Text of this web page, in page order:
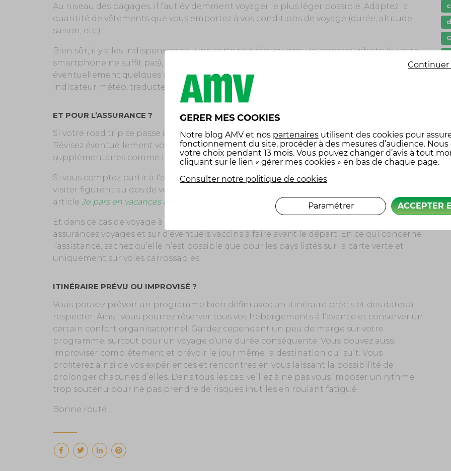
Au niveau des bagages, il faut évidemment voyager le plus léger possible. Adaptez la
quantité de vêtements que vous emportez à vos conditions de voyage (durée, altitude,
saison, etc.).
Bien sûr, il y a les indispensables : une carte routière ou gps, un appareil photo (si votre
smartphone ne suffit pas), vos papiers d’identité, une trousse de premiers secours, et
éventuellement quelques applications spéciales (gps moto, tracker type polarstep,
indicateur météo, traducteur si vous partez à l’étranger…).
ET POUR L’ASSURANCE ?
Si votre road trip se passe uniquement en France, vous n’aurez rien de spécial à faire.
Révisez éventuellement votre formule en considérant les options facultatives
supplémentaires comme l’assistance dépannage ou la garantie d’équipement.
Si vous comptez partir à l’étranger, assurez-vous seulement que les pays que vous allez
visiter figurent au dos de votre carte verte. Pour plus d’explications à ce sujet, lisez notre
article Je pars en vacances à l’étranger en moto, comment l’assurer ?
Et dans ce cas de voyage à l’international, pensez à vous renseigner concernant les
assurances voyages et sur d’éventuels vaccins à faire avant le départ. En ce qui concerne
l’assistance, sachez qu’elle n’est possible que pour les pays listés sur la carte verte et
uniquement sur voies carrossables
ITINÉRAIRE PRÉVU OU IMPROVISÉ ?
Vous pouvez prévoir un programme bien défini avec un itinéraire précis et des dates à
respecter. Ainsi, vous pourrez réserver tous vos hébergements à l’avance et conserver un
certain confort organisationnel. Gardez cependant un peu de marge sur votre
programme, surtout pour un voyage d’une durée conséquente. Vous pouvez aussi
improviser complétement et prévoir le jour même la destination qui suit. Vous
profiterez ainsi de vos expériences et rencontres en vous laissant la possibilité de
prolonger chacunes d’elles. Dans tous les cas, veillez à ne pas vous imposer un rythme
trop soutenu pour ne pas prendre de risques inutiles en roulant fatigué.
Bonne route !
GERER MES COOKIES
Notre blog AMV et nos partenaires utilisent des cookies pour
fonctionnement du site, procéder à des mesures d’audience. Nous
votre choix pendant 13 mois. Vous pouvez changer d’avis à tout
cliquant sur le lien « gérer mes cookies » en bas de chaque page.
Consulter notre politique de cookies
Continuer
ACCEPTER
Paramétrer